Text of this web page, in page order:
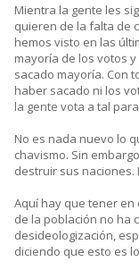
Mientra la gente les
quieren de la falta de
hemos visto en las
mayoría de los votos
sacado mayoría. Con
haber sacado ni los
la gente vota a tal
No es nada nuevo lo
chavismo. Sin
destruir sus naciones.
Aquí hay que tener
de la población no ha
desideologización,
diciendo que esto es